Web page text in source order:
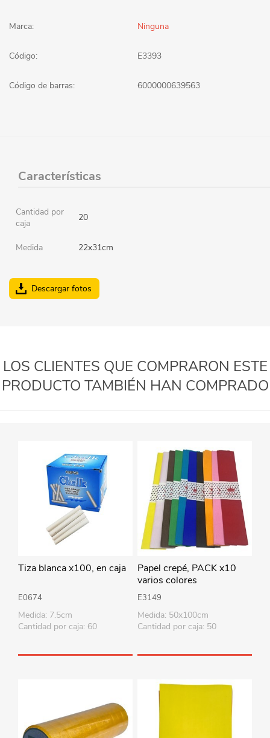
Marca: Ninguna
Código: E3393
Código de barras: 6000000639563
Características
Cantidad por
caja
20
Medida 22x31cm
Descargar fotos
LOS CLIENTES QUE COMPRARON ESTE
PRODUCTO TAMBIÉN HAN COMPRADO
Tiza blanca x100, en caja
E0674
Medida: 7.5cm
Cantidad por caja: 60
Papel crepé, PACK x10
varios colores
E3149
Medida: 50x100cm
Cantidad por caja: 50